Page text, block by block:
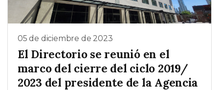
05 de diciembre de 2023
El Directorio se reunió en el
marco del cierre del ciclo 2019/
2023 del presidente de la Agencia